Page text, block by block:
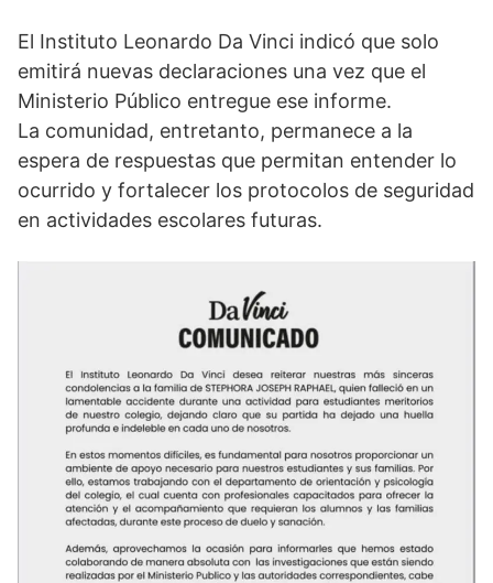
El Instituto Leonardo Da Vinci indicó que solo
emitirá nuevas declaraciones una vez que el
Ministerio Público entregue ese informe.
La comunidad, entretanto, permanece a la
espera de respuestas que permitan entender lo
ocurrido y fortalecer los protocolos de seguridad
en actividades escolares futuras.